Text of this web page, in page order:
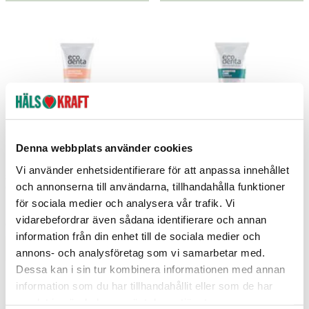
Denna webbplats använder cookies
Vi använder enhetsidentifierare för att anpassa innehållet
och annonserna till användarna, tillhandahålla funktioner
för sociala medier och analysera vår trafik. Vi
vidarebefordrar även sådana identifierare och annan
information från din enhet till de sociala medier och
annons- och analysföretag som vi samarbetar med.
Dessa kan i sin tur kombinera informationen med annan
information som du har tillhandahållit eller som de har
Omyadent® 100ml
Ecodenta
Pris:69 kr
69 kr
Lägg i varukorgen
Sensitive Toothpaste With Cbd And
Probiotics 100ml
Ecodenta
Pris:69 kr
69 kr
Lägg i varukorgen